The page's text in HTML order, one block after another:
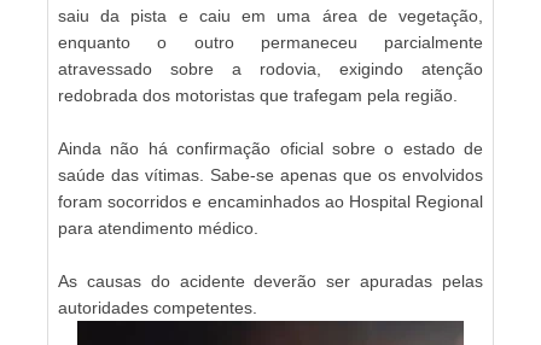
saiu da pista e caiu em uma área de vegetação,
enquanto o outro permaneceu parcialmente
atravessado sobre a rodovia, exigindo atenção
redobrada dos motoristas que trafegam pela região.
Ainda não há confirmação oficial sobre o estado de
saúde das vítimas. Sabe-se apenas que os envolvidos
foram socorridos e encaminhados ao Hospital Regional
para atendimento médico.
As causas do acidente deverão ser apuradas pelas
autoridades competentes.